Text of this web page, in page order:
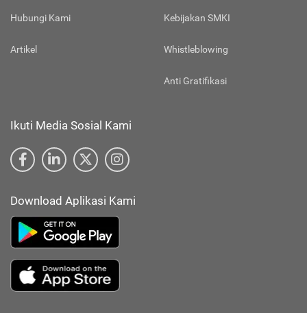
Hubungi Kami
Artikel
Kebijakan SMKI
Whistleblowing
Anti Gratifikasi
Ikuti Media Sosial Kami
Download Aplikasi Kami